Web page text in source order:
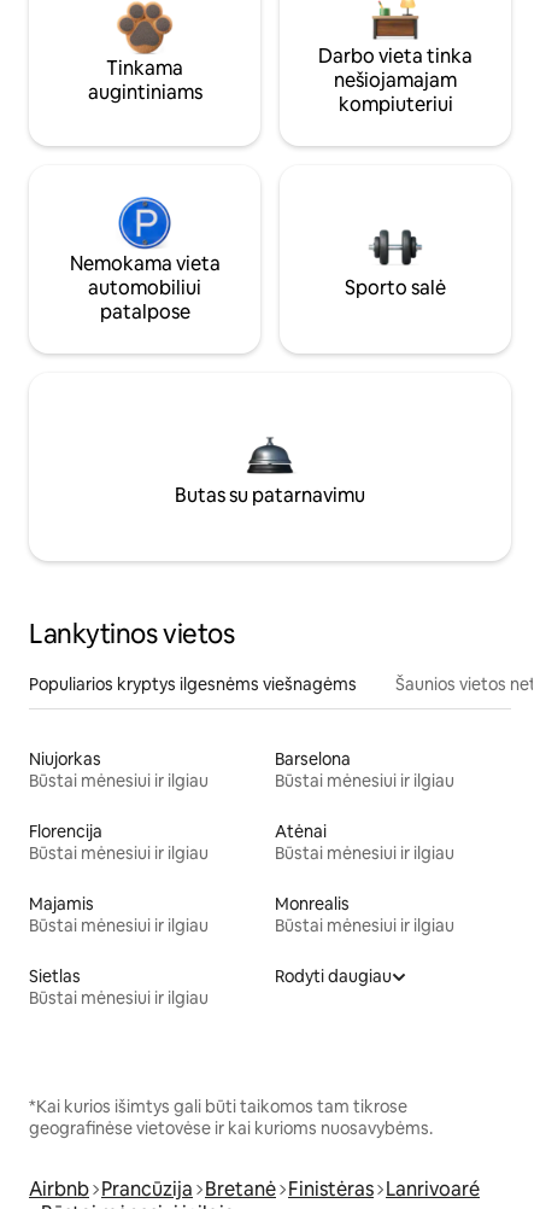
Tinkama
augintiniams
Darbo vieta tinka
nešiojamajam
kompiuteriui
Nemokama vieta
automobiliui
patalpose
Sporto salė
Butas su patarnavimu
Lankytinos vietos
Populiarios kryptys ilgesnėms viešnagėms Šaunios vietos
Niujorkas
Būstai mėnesiui ir ilgiau
Barselona
Būstai mėnesiui ir ilgiau
Florencija
Būstai mėnesiui ir ilgiau
Atėnai
Būstai mėnesiui ir ilgiau
Majamis
Būstai mėnesiui ir ilgiau
Monrealis
Būstai mėnesiui ir ilgiau
Sietlas
Būstai mėnesiui ir ilgiau
Rodyti daugiau
*Kai kurios išimtys gali būti taikomos tam tikrose
geografinėse vietovėse ir kai kurioms nuosavybėms.
Airbnb Prancūzija Bretanė Finistėras Lanrivoaré